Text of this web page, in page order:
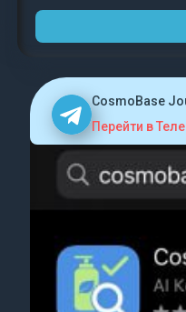
CosmoBase
Перейти в